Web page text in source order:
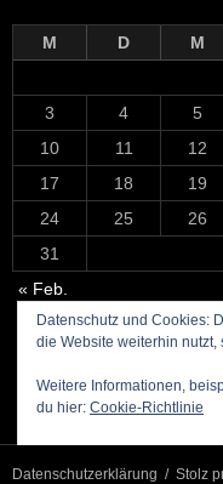
M D M
3
4 5
10
11 12
17
18 19
24
25 26
31
« Feb.
Datenschutz und Cookies:
die Website weiterhin
Weitere Informationen,
du hier: Cookie-Richtlinie
Datenschutzerklärung Stolz